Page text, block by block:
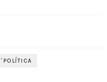
´POLÍTICA